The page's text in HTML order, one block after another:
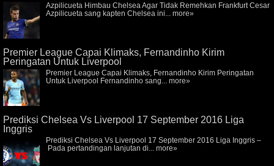
Azpilicueta Himbau Chelsea Agar Tidak Remehkan Frankfurt Cesar
Azpilicueta sang kapten Chelsea ini... more»
Premier League Capai Klimaks, Fernandinho Kirim
Peringatan Untuk Liverpool
Premier League Capai Klimaks, Fernandinho Kirim Peringatan
Untuk Liverpool Fernandinho sang... more»
Prediksi Chelsea Vs Liverpool 17 September 2016 Liga
Inggris
Prediksi Chelsea Vs Liverpool 17 September 2016 Liga Inggris –
Pada pertandingan lanjutan di... more»